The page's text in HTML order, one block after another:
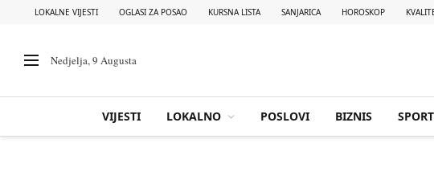
LOKALNE VIJESTI OGLASI ZA POSAO KURSNA LISTA SANJARICA HOROSKOP
Nedjelja, 9 Augusta
VIJESTI LOKALNO POSLOVI BIZNIS SPORT